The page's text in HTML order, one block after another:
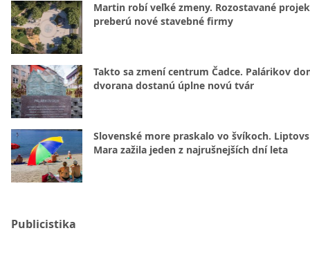
Martin robí veľké zmeny. Rozostavané
preberú nové stavebné firmy
Takto sa zmení centrum Čadce. Palárikov
dvorana dostanú úplne novú tvár
Slovenské more praskalo vo švíkoch.
Mara zažila jeden z najrušnejších dní leta
Publicistika